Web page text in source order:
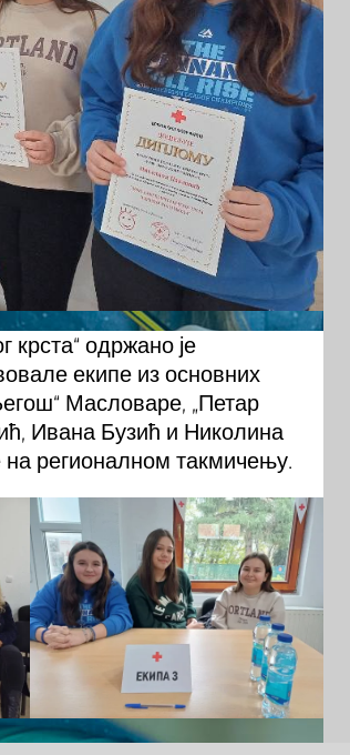
одржано је
екипе из основних
Масловаре, „Петар
Ивана Бузић и Николина
на регионалном такмичењу.